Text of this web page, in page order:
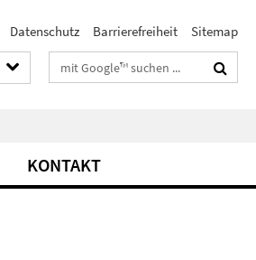
Datenschutz Barrierefreiheit Sitemap
Suchbegriffe
KONTAKT